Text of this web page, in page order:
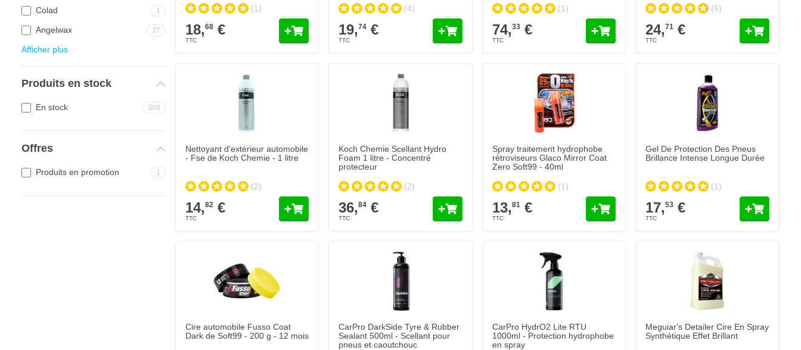
Colad 1
Angelwax 37
Afficher plus
Produits en stock
En stock 309
Offres
Produits en promotion 1
(1)
18,68€
(4)
19,74 €
(1)
74,33€
(6)
24,71 €
Nettoyant d'extérieur automobile
- Fse de Koch Chemie - 1 litre
(2)
14,82€
Koch Chemie Scellant Hydro
Foam 1 litre - Concentré
protecteur
(2)
36,84 €
Spray traitement hydrophobe
rétroviseurs Glaco Mirror Coat
Zero Soft99 - 40ml
(1)
13,81€
Gel De Protection Des Pneus
Brillance Intense Longue Durée
(1)
17,53 €
Cire automobile Fusso Coat
Dark de Soft99 - 200 g - 12 mois
CarPro DarkSide Tyre & Rubber
Sealant 500ml - Scellant pour
pneus et caoutchouc
CarPro HydrO2 Lite RTU
1000ml - Protection hydrophobe
en spray
Meguiar's Detailer Cire En Spray
Synthétique Effet Brillant